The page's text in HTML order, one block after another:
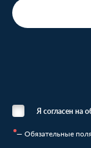
Я согласен на
— Обязательные поля